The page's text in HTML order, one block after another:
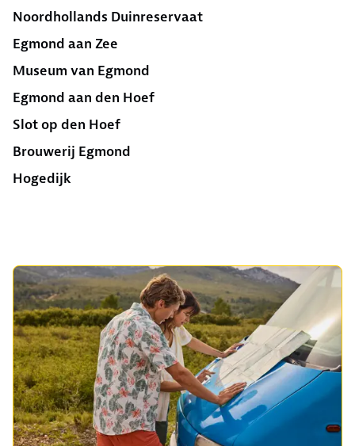
Noordhollands Duinreservaat
Egmond aan Zee
Museum van Egmond
Egmond aan den Hoef
Slot op den Hoef
Brouwerij Egmond
Hogedijk